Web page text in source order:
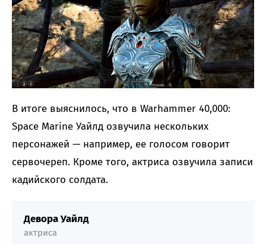
В итоге выяснилось, что в Warhammer 40,000:
Space Marine Уайлд озвучила нескольких
персонажей — например, ее голосом говорит
сервочереп. Кроме того, актриса озвучила записи
кадийского солдата.
Девора Уайлд
актриса